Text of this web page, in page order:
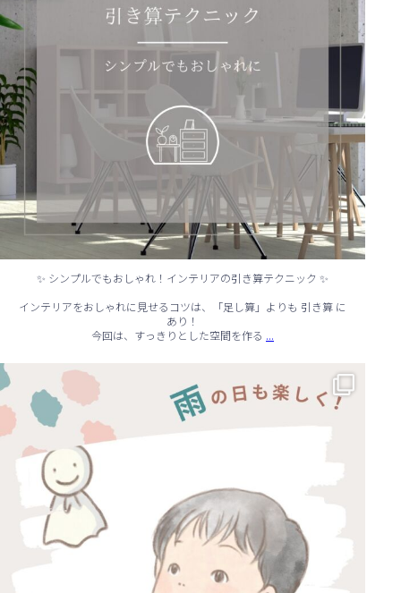
✨ シンプルでもおしゃれ！インテリアの引き算テクニック ✨
インテリアをおしゃれに見せるコツは、「足し算」よりも 引き算 に
あり！
今回は、すっきりとした空間を作る ...
☔ 雨の日でも快適に！室内でできる遊びアイデア 🌈
...